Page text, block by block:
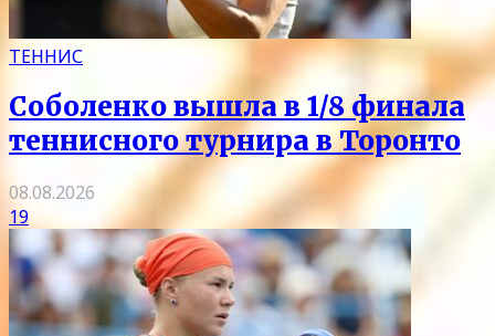
ТЕННИС
Соболенко вышла в 1/8 финала
теннисного турнира в Торонто
08.08.2026
19